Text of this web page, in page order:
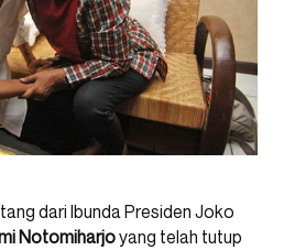
dari Ibunda Presiden Joko
Notomiharjoyang telah tutup